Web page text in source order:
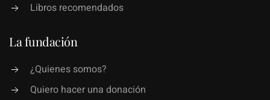
Libros recomendados
La fundación
¿Quienes somos?
Quiero hacer una donación